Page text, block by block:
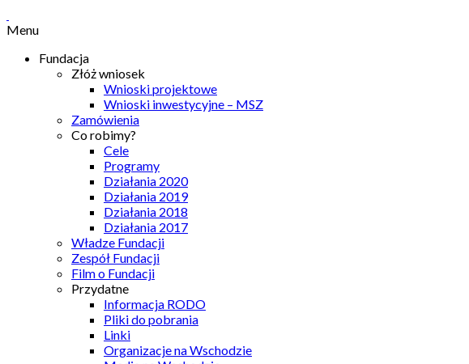
Menu
Fundacja
Złóż wniosek
Wnioski projektowe
Wnioski inwestycyjne – MSZ
Zamówienia
Co robimy?
Cele
Programy
Działania 2020
Działania 2019
Działania 2018
Działania 2017
Władze Fundacji
Zespół Fundacji
Film o Fundacji
Przydatne
Informacja RODO
Pliki do pobrania
Linki
Organizacje na Wschodzie